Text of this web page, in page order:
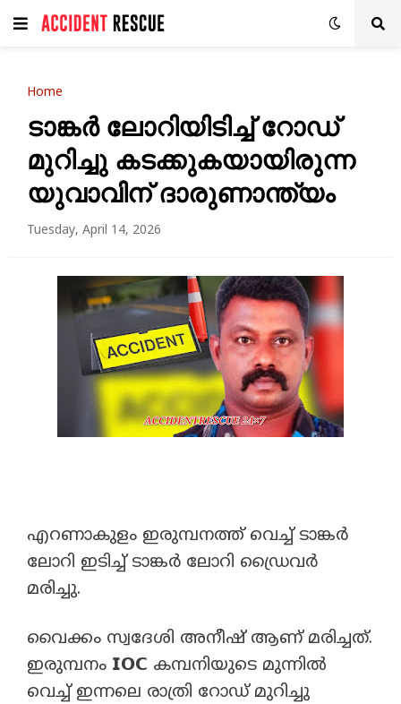
Home
ടാങ്കർ ലോറിയിടിച്ച് റോഡ്
മുറിച്ചു കടക്കുകയായിരുന്ന
യുവാവിന് ദാരുണാന്ത്യം
Tuesday, April 14, 2026
എറണാകുളം ഇരുമ്പനത്ത് വെച്ച് ടാങ്കർ
ലോറി ഇടിച്ച് ടാങ്കർ ലോറി ഡ്രൈവർ
മരിച്ചു.
വൈക്കം സ്വദേശി അനീഷ് ആണ് മരിച്ചത്.
ഇരുമ്പനം 𝗜𝗢𝗖 കമ്പനിയുടെ മുന്നിൽ
വെച്ച് ഇന്നലെ രാത്രി റോഡ് മുറിച്ചു